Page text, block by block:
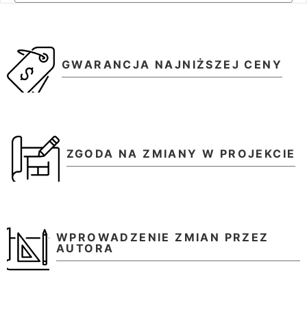
GWARANCJA NAJNIŻSZEJ CENY
ZGODA NA ZMIANY W PROJEKCIE
WPROWADZENIE ZMIAN PRZEZ
AUTORA